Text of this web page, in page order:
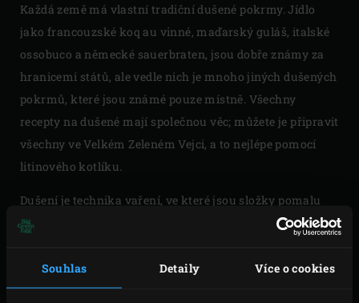
Souhlas Detaily Více o cookies
Každá země má vlastní tradiční dušené pokrmy. Jídlo
jako francouzské koq au vinné, maďarský guláš, italské
ossobuco a německé sauerbraten, jsou dobře známy za
hranicemi států, ale vedle nich je mnoho jiných dušených
pokrmů, které jsou známé pouze místně. Všechny
recepty na dušené mají společnou věc; můžete je připravit
všechny ve Velkém Zeleném Vejci, a to nejlépe pomocí
litinového kotlíku.
Dušení je technika vaření, ve které jsou složky pomalu
vařeny v tekutině při nízkých teplotách. Je obvyklá praxe
krátce osmahnout. Mohli byste to udělat v pánvi, ale když
hodláte vařit ve Velkém Zeleném Vejci, je velmi chutné,